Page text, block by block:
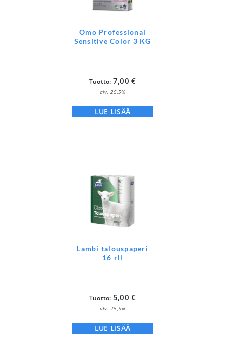
Omo Professional
Sensitive Color 3 KG
Tuotto: 7,00 €
alv. 25,5%
LUE LISÄÄ
Lambi talouspaperi
16 rll
Tuotto: 5,00 €
alv. 25,5%
LUE LISÄÄ